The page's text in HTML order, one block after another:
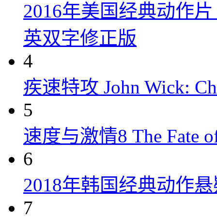
2016年美国经典动作
英双字修正版
4
疾速特攻 John Wick:
5
速度与激情8 The Fate
6
2018年韩国经典动作
7